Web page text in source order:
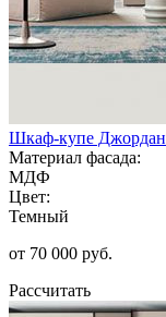
Шкаф-купе Джордан
Материал фасада:
МДФ
Цвет:
Темный
от 70 000 руб.
Рассчитать